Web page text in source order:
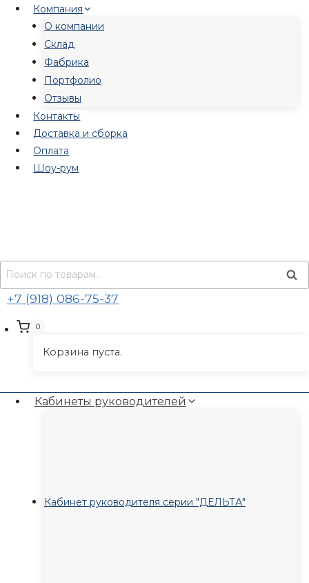
Перейти
содержимому
Компания
О компании
Склад
Фабрика
Портфолио
Отзывы
Контакты
Доставка и сборка
Оплата
Шоу-рум
Искать:
+7 (918) 086-75-37
0
Корзина пуста.
Кабинеты руководителей
Кабинет руководителя серии "ДЕЛЬТА"